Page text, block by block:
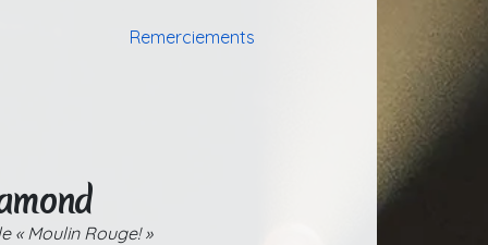
Remerciements
« Moulin Rouge! »